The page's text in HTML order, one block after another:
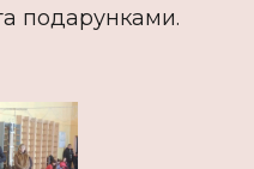
подарунками.